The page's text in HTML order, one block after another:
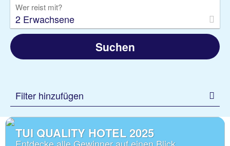
Wer reist mit?
2 Erwachsene
Suchen
Filter hinzufügen
TUI QUALITY HOTEL 2025